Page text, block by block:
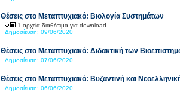
Θέσεις στο Μεταπτυχιακό: Βιολογία Συστημάτων
1 αρχεία διαθέσιμα για download
Δημοσίευση: 09/06/2020
Θέσεις στο Μεταπτυχιακό: Διδακτική των
Δημοσίευση: 07/06/2020
Θέσεις στο Μεταπτυχιακό: Βυζαντινή και
Δημοσίευση: 06/06/2020